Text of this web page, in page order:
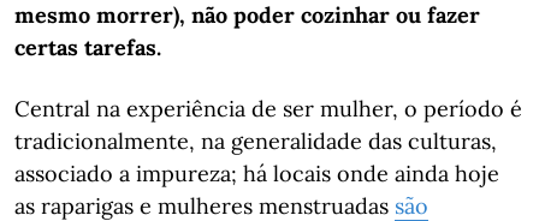
mesmo morrer), não poder cozinhar ou fazer
certas tarefas.
Central na experiência de ser mulher, o período é
tradicionalmente, na generalidade das culturas,
associado a impureza; há locais onde ainda hoje
as raparigas e mulheres menstruadas são